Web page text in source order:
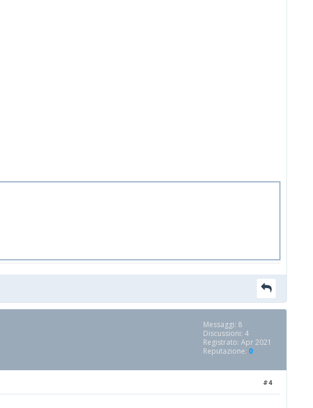
Messaggi: 8
Discussioni: 4
Registrato: Apr 2021
Reputazione: 0
#4